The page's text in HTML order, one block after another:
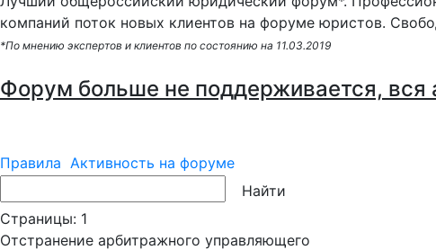
компаний поток новых клиентов на форуме юристов.
*По мнению экспертов и клиентов по состоянию на 11.03.2019
Форум больше не поддерживается, вся
Правила Активность на форуме
Страницы: 1
Отстранение арбитражного управляющего